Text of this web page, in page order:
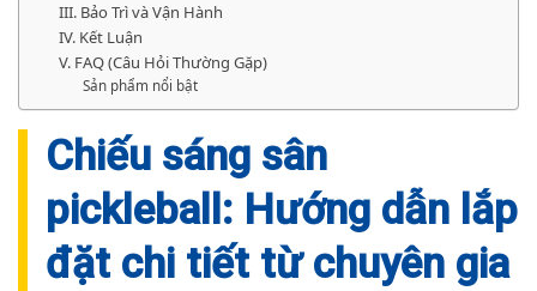
III. Bảo Trì và Vận Hành
IV. Kết Luận
V. FAQ (Câu Hỏi Thường Gặp)
Sản phẩm nổi bật
Chiếu sáng sân
pickleball: Hướng dẫn lắp
đặt chi tiết từ chuyên gia